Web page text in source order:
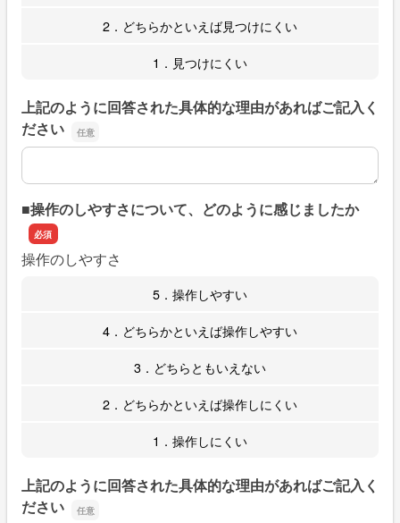
2．どちらかといえば見つけにくい
1．見つけにくい
上記のように回答された具体的な理由があればご記入く
ださい
上記のように回答された具体的な理由があればご記入くだ
■操作のしやすさについて、どのように感じましたか
操作のしやすさ
5．操作しやすい
4．どちらかといえば操作しやすい
3．どちらともいえない
2．どちらかといえば操作しにくい
1．操作しにくい
上記のように回答された具体的な理由があればご記入く
ださい